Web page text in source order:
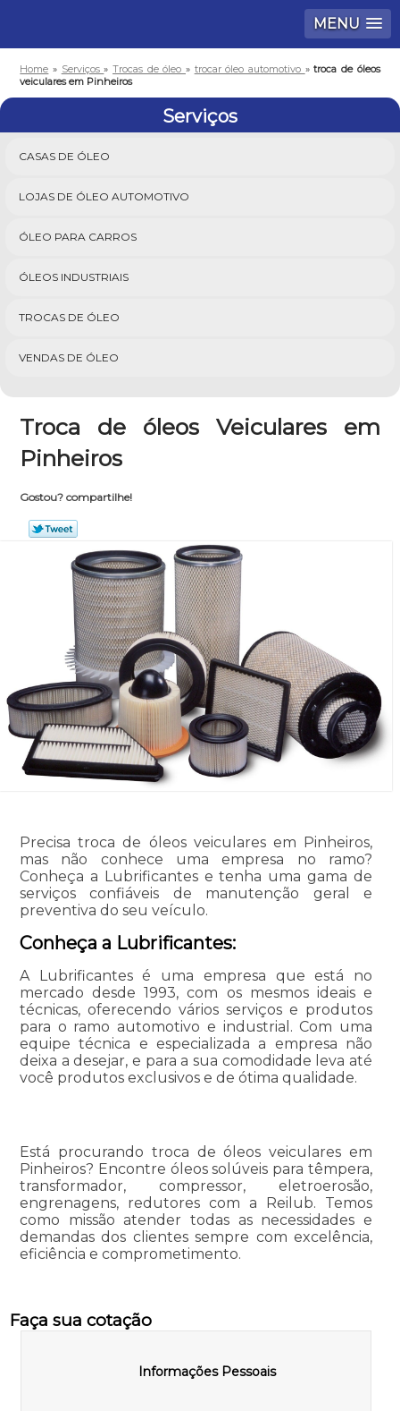
MENU
Home » Serviços»Trocas de óleo » trocar óleo automotivo »troca de óleos
veiculares em Pinheiros
Serviços
CASAS DE ÓLEO
LOJAS DE ÓLEO AUTOMOTIVO
ÓLEO PARA CARROS
ÓLEOS INDUSTRIAIS
TROCAS DE ÓLEO
VENDAS DE ÓLEO
Troca de óleos Veiculares em
Pinheiros
Gostou? compartilhe!
Precisa troca de óleos veiculares em Pinheiros,
mas não conhece uma empresa no ramo?
Conheça a Lubrificantes e tenha uma gama de
serviços confiáveis de manutenção geral e
preventiva do seu veículo.
Conheça a Lubrificantes:
A Lubrificantes é uma empresa que está no
mercado desde 1993, com os mesmos ideais e
técnicas, oferecendo vários serviços e produtos
para o ramo automotivo e industrial. Com uma
equipe técnica e especializada a empresa não
deixa a desejar, e para a sua comodidade leva até
você produtos exclusivos e de ótima qualidade.
Está procurando troca de óleos veiculares em
Pinheiros? Encontre óleos solúveis para têmpera,
transformador, compressor, eletroerosão,
engrenagens, redutores com a Reilub. Temos
como missão atender todas as necessidades e
demandas dos clientes sempre com excelência,
eficiência e comprometimento.
Faça sua cotação
Informações Pessoais